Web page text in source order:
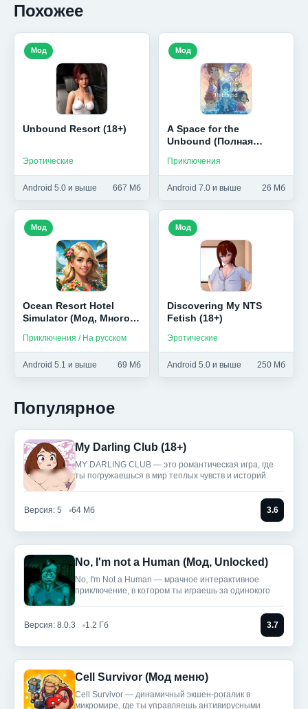
Похожее
Unbound Resort (18+)
Эротические
Android 5.0 и выше 667 Мб
Мод
A Space for the
Unbound (Полная
Приключения
Android 7.0 и выше 26 Мб
Мод
Ocean Resort Hotel
Simulator (Мод, Много
Приключения / На русском
Android 5.1 и выше 69 Мб
Мод
Discovering My NTS
Fetish (18+)
Эротические
Android 5.0 и выше 250 Мб
Мод
Популярное
My Darling Club (18+)
MY DARLING CLUB — это романтическая игра, где
ты погружаешься в мир теплых чувств и историй.
Версия: 5 64 Мб 3.6
No, I'm not a Human (Мод, Unlocked)
No, I'm Not a Human — мрачное интерактивное
приключение, в котором ты играешь за одинокого
Версия: 8.0.3 1.2 Гб 3.7
Cell Survivor (Мод меню)
Cell Survivor — динамичный экшен-рогалик в
микромире, где ты управляешь антивирусными